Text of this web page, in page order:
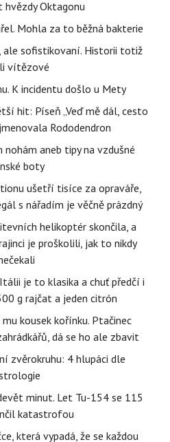
hvězdy Oktagonu
Mohla za to běžná bakterie
ale sofistikovaní. Historii totiž
vítězové
K incidentu došlo u Mety
hit: Píseň „Veď mě dál, cesto
Rododendron
aneb tipy na vzdušné
boty
ušetří tisíce za opraváře,
s nářadím je věčně prázdný
helikoptér skončila, a
je proškolili, jak to nikdy
je to klasika a chuť předčí i
g rajčat a jeden citrón
kousek kořínku. Ptačinec
dá se ho ale zbavit
zvěrokruhu: 4 hlupáci dle
minut. Let Tu-154 se 115
katastrofou
která vypadá, že se každou